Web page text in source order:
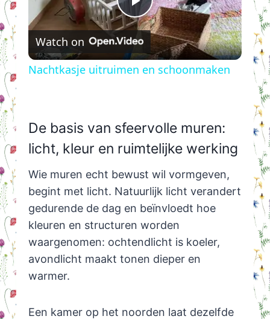
Play
Video
Watch on
Nachtkasje uitruimen en schoonmaken
De basis van sfeervolle muren:
licht, kleur en ruimtelijke werking
Wie muren echt bewust wil vormgeven,
begint met licht. Natuurlijk licht verandert
gedurende de dag en beïnvloedt hoe
kleuren en structuren worden
waargenomen: ochtendlicht is koeler,
avondlicht maakt tonen dieper en
warmer.
Een kamer op het noorden laat dezelfde